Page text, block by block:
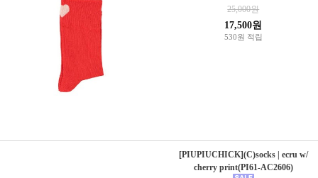
25,000원
17,500원
530원 적립
[PIUPIUCHICK](C)socks | ecru w/
cherry print(PI61-AC2606)